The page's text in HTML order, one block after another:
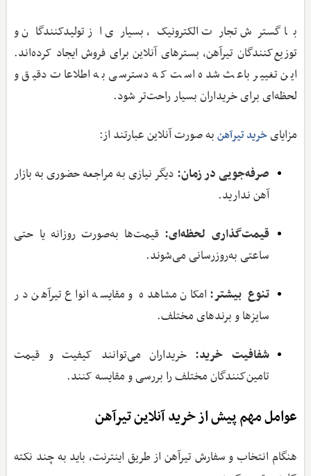
با گسترش تجارت الکترونیک، بسیاری از تولیدکنندگان و
توزیع‌کنندگان تیرآهن، بسترهای آنلاین برای فروش ایجاد کرده‌اند.
این تغییر باعث شده است که دسترسی به اطلاعات دقیق و
لحظه‌ای برای خریداران بسیار راحت‌تر شود.
مزایایخرید تیرآهنبه صورت آنلاین عبارتند از:
صرفه‌جویی در زمان: دیگر نیازی به مراجعه حضوری به بازار
آهن ندارید.
قیمت‌گذاری لحظه‌ای: قیمت‌ها به‌صورت روزانه یا حتی
ساعتی به‌روزرسانی می‌شوند.
تنوع بیشتر: امکان مشاهده و مقایسه انواع تیرآهن در
سایزها و برندهای مختلف.
شفافیت خرید: خریداران می‌توانند کیفیت و قیمت
تامین‌کنندگان مختلف را بررسی و مقایسه کنند.
عوامل مهم پیش از خرید آنلاین تیرآهن
هنگام انتخاب و سفارش تیرآهن از طریق اینترنت، باید به چند نکته